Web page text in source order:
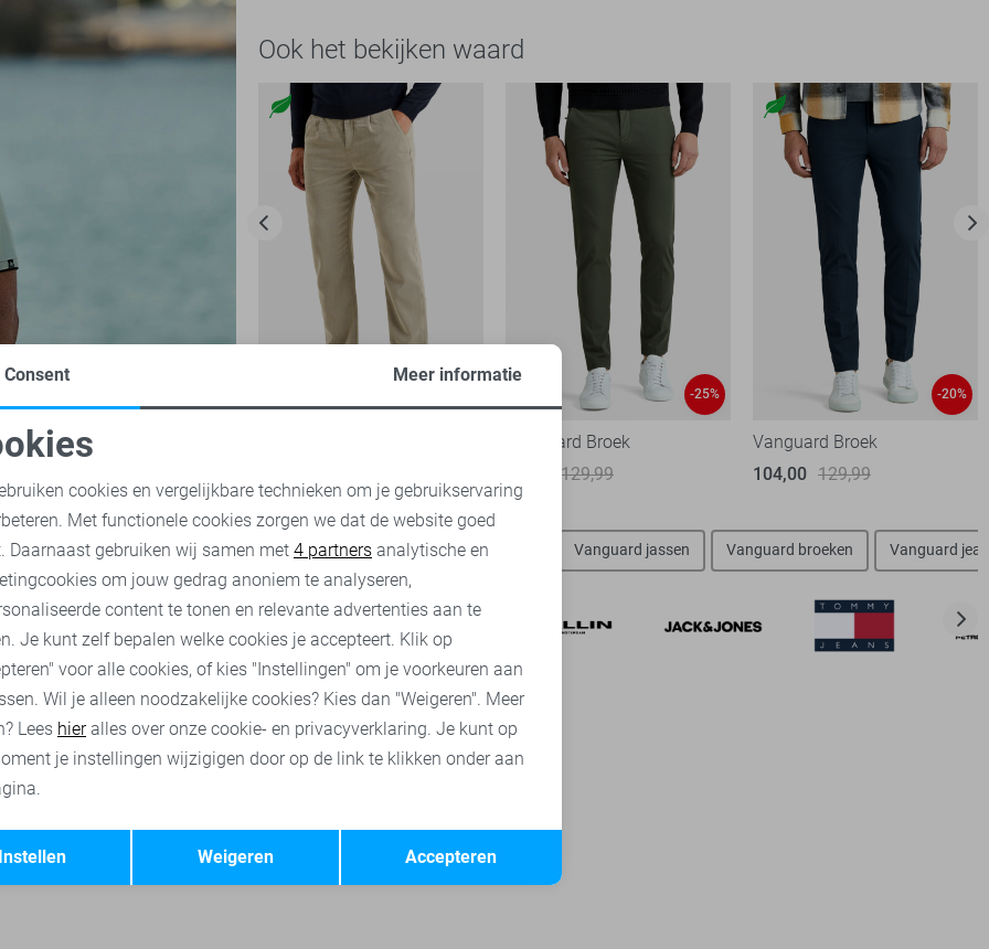
Ook het bekijken waard
-25%
Vanguard Broek
129,99
-20%
Vanguard Broek
104,00 129,99
t-shirts Vanguard polo`s Vanguard truien Vanguard vesten Vanguard jassen Vanguard broeken Vanguard
cookies
cookies Marketing cookies
Terug Opslaan
Consent Meer informatie
cookies en vergelijkbare technieken om je gebruikservaring
Met functionele cookies zorgen we dat de website goed
Daarnaast gebruiken wij samen met 4 partners analytische en
om jouw gedrag anoniem te analyseren,
content te tonen en relevante advertenties aan te
Je kunt zelf bepalen welke cookies je accepteert. Klik op
voor alle cookies, of kies "Instellingen" om je voorkeuren aan
Wil je alleen noodzakelijke cookies? Kies dan "Weigeren". Meer
Lees hieralles over onze cookie- en privacyverklaring. Je kunt op
je instellingen wijzigigen door op de link te klikken onder aan
Accepteren
Weigeren